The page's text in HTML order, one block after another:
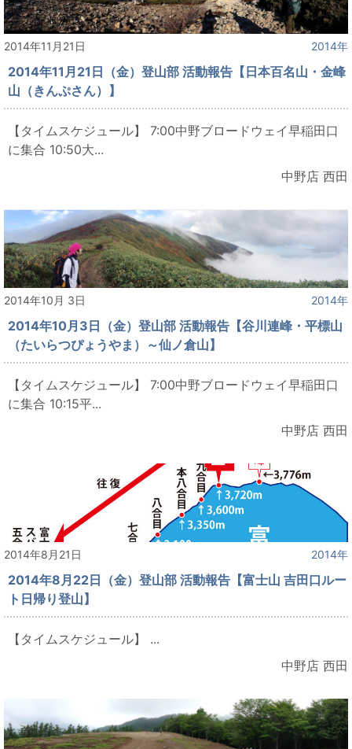
2014年11月21日 2014年
2014年11月21日（金）登山部 活動報告【日本百名山・金峰
山（きんぷさん）】
【タイムスケジュール】 7:00中野ブロードウェイ早稲田口
に集合 10:50大...
中野店 西田
2014年10月 3日 2014年
2014年10月3日（金）登山部 活動報告【谷川連峰・平標山
（たいらつぴょうやま）～仙ノ倉山】
【タイムスケジュール】 7:00中野ブロードウェイ早稲田口
に集合 10:15平...
中野店 西田
2014年8月21日 2014年
2014年8月22日（金）登山部 活動報告【富士山 吉田口ルー
ト日帰り登山】
【タイムスケジュール】 ...
中野店 西田